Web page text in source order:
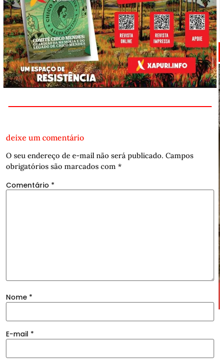
deixe um comentário
O seu endereço de e-mail não será publicado. Campos
obrigatórios são marcados com *
Comentário *
Nome *
E-mail *